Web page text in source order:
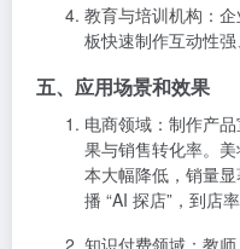
教育与培训机构 ：
板快速制作互动性强
五、应用场景和效果
电商领域 ：制作产
果与销售转化率。
本大幅降低，销量
播 “AI 探店”，到店
知识付费领域 ：教